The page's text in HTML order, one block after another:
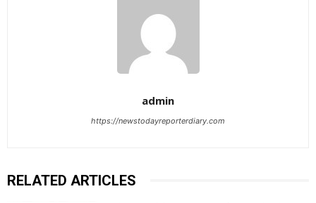
admin
https://newstodayreporterdiary.com
RELATED ARTICLES